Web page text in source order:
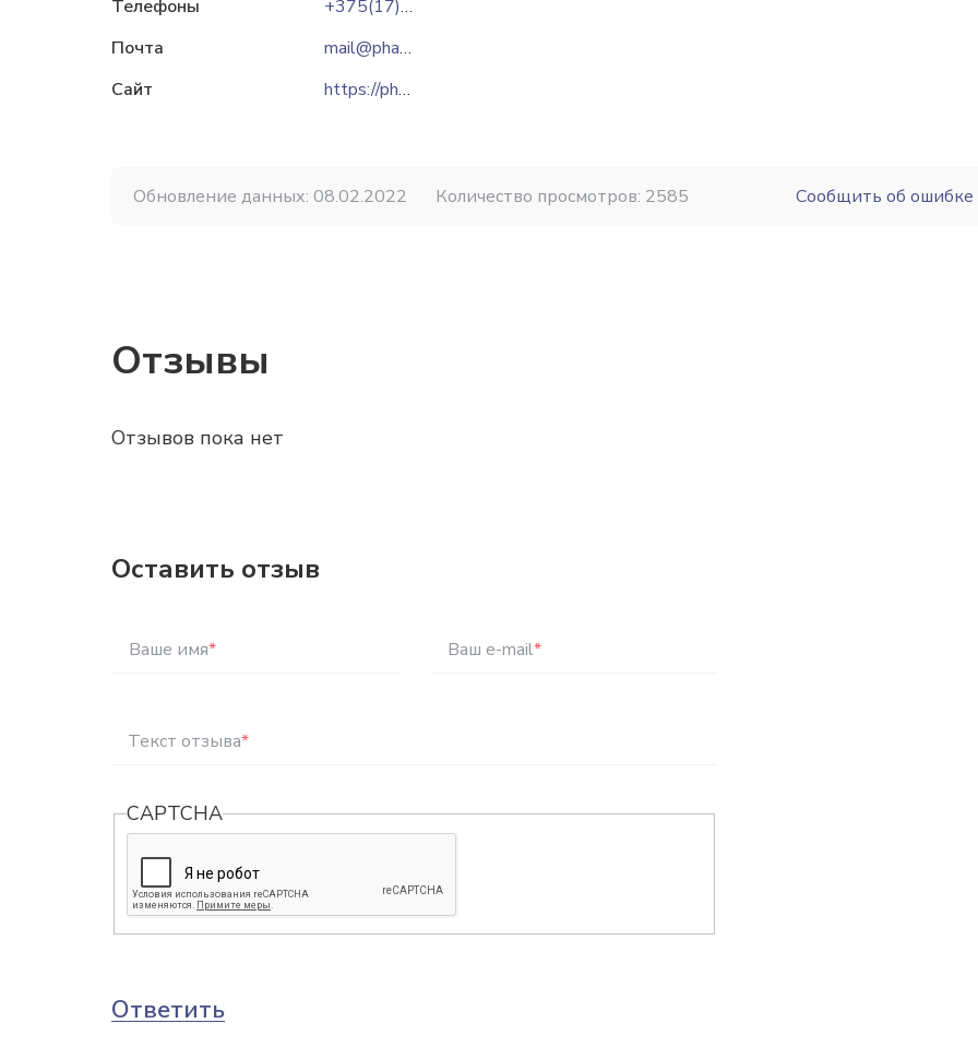
Телефоны
+375(17)3733190
Почта
mail@pharmland.by
Сайт
https://pharmland.by
Обновление данных: 08.02.2022 Количество просмотров: 2585 Сообщить об ошибке
Отзывы
Отзывов пока нет
Оставить отзыв
Ваше имя* Ваш e-mail*
Текст отзыва*
CAPTCHA
Ответить